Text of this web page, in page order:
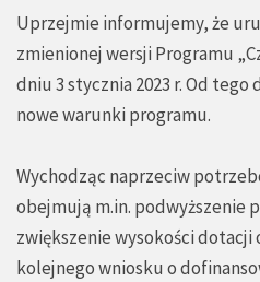
Uprzejmie informujemy, że
zmienionej wersji Programu
dniu 3 stycznia 2023 r. Od
nowe warunki programu.
Wychodząc naprzeciw
obejmują m.in. podwyższenie
zwiększenie wysokości dotacji
kolejnego wniosku o